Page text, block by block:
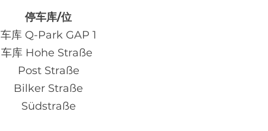
停车库/位
车库 Q-Park GAP 1
车库 Hohe Straße
Post Straße
Bilker Straße
Südstraße